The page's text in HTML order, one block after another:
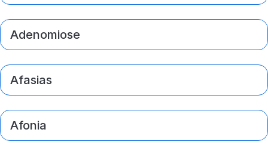
Adenomiose
Afasias
Afonia